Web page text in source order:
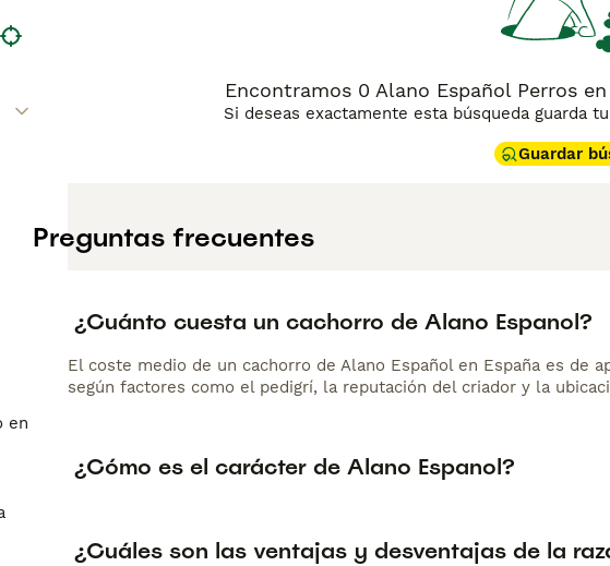
el
y segura. Su carácter es equilibrado, valiente y leal con su familia,
experiencia en razas de trabajo. No es un perro apto para
fiel, tranquilo en el hogar y de confianza. Su pelaje corto y liso es de
Encontramos 0 Alano Español Perros
Si deseas exactamente esta búsqueda guarda
Guardar
Preguntas frecuentes
¿Cuánto cuesta un cachorro de Alano Espanol?
El coste medio de un cachorro de Alano Español en España es de
según factores como el pedigrí, la reputación del criador y la
¿Cómo es el carácter de Alano Espanol?
¿Cuáles son las ventajas y desventajas de la